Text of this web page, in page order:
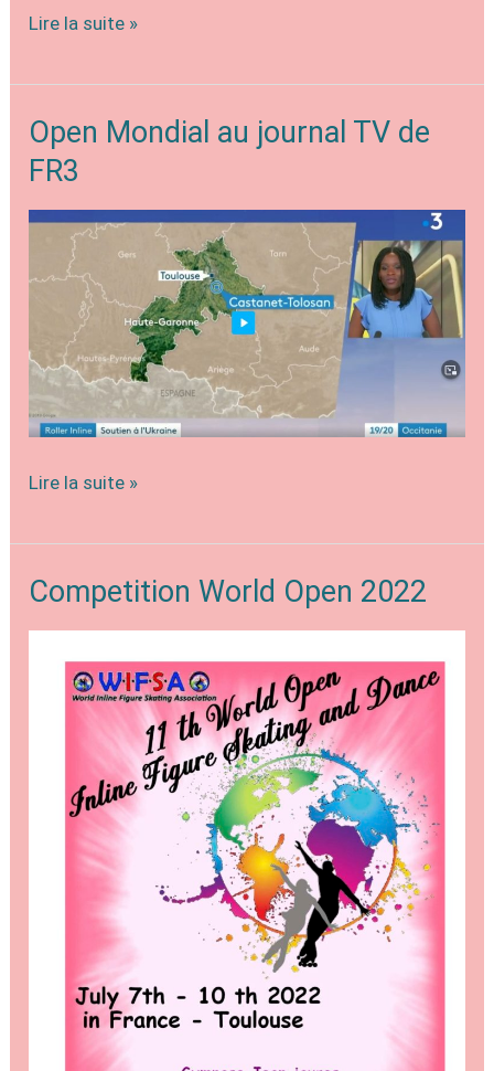
Saison
23
Lire la suite »
Open Mondial au journal TV de
FR3
Open
au
journal
Lire la suite »
Competition World Open 2022